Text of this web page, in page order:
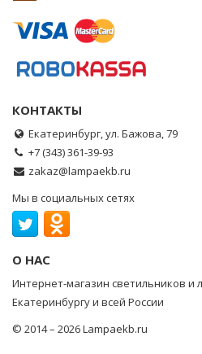
КОНТАКТЫ
Екатеринбург, ул. Бажова, 79
+7 (343) 361-39-93
zakaz@lampaekb.ru
Мы в социальных сетях
О НАС
Интернет-магазин светильников и
Екатеринбургу и всей России
© 2014 – 2026 Lampaekb.ru